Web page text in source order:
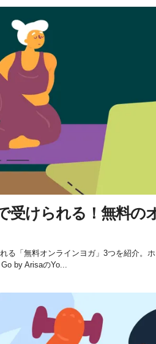
受けられる！無料の
る「無料オンラインヨガ」3つを紹介。
by ArisaのYo...